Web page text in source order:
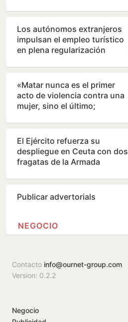
Los autónomos extranjeros
impulsan el empleo turístico
en plena regularización
«Matar nunca es el primer
acto de violencia contra una
mujer, sino el último;
El Ejército refuerza su
despliegue en Ceuta con dos
fragatas de la Armada
Publicar advertorials
NEGOCIO
Contacto info@ournet-group.com
Version: 0.2.2
Negocio